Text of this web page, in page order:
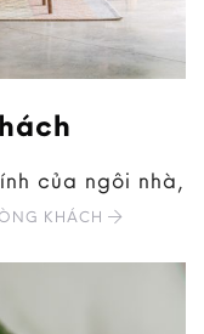
của ngôi nhà,
KHÁCH